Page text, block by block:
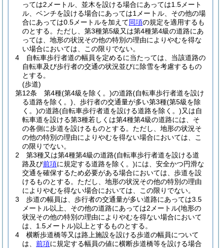
っては2メートル、並木を設ける場合にあっては1.5メート
ル、ベンチを設ける場合にあっては1メートル、その他の場
合にあっては0.5メートルを加えて同項の規定を適用するも
のとする。 ただし、第3種第5級又は第4種第4級の道路にあ
っては、地形の状況その他の特別の理由によりやむを得な
い場合においては、この限りでない。
4
自転車歩行者道の幅員を定めるに当たっては、当該道路の
自転車及び歩行者の交通の状況並びに除雪を考慮するもの
とする。
(歩道)
第12条
第4種(第4級を除く。)の道路(自転車歩行者道を設け
る道路を除く。) 、歩行者の交通量が多い第3種(第5級を除
く。)の道路(自転車歩行者道を設ける道路を除く。)又は自
転車道を設ける第3種若しくは第4種第4級の道路には、そ
の各側に歩道を設けるものとする。 ただし、地形の状況そ
の他の特別の理由によりやむを得ない場合においては、こ
の限りでない。
2
第3種又は第4種第4級の道路(自転車歩行者道を設ける道
路及び前項に規定する道路を除く。)には、安全かつ円滑な
交通を確保するため必要がある場合においては、歩道を設
けるものとする。 ただし、地形の状況その他の特別の理由
によりやむを得ない場合においては、この限りでない。
3
歩道の幅員は、歩行者の交通量が多い道路にあっては3.5
メートル以上、その他の道路にあっては2メートル(地形の
状況その他の特別の理由によりやむを得ない場合において
は、1.5メートル)以上とするものとする。
4
横断歩道橋等又は路上施設を設ける歩道の幅員について
は、 前項に規定する幅員の値に横断歩道橋等を設ける場合